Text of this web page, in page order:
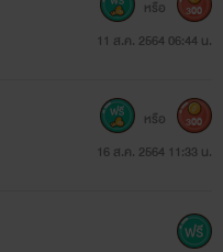
11 ส.ค. 2564 06:44 น.
หรือ 300
16 ส.ค. 2564 11:33 น.
หรือ 300